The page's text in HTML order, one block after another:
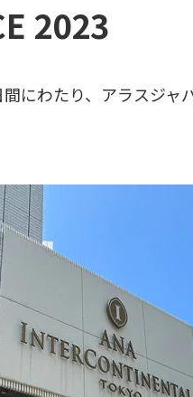
2023
にわたり、アラスジャ